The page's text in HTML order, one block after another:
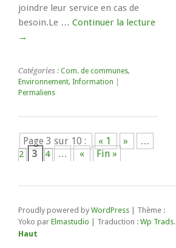
joindre leur service en cas de
besoin.Le … Continuer la lecture
→
Catégories : Com. de communes,
Environnement, Information
Permaliens
Page 3 sur 10 : « 1 » …
2 3 4 … « Fin »
Proudly powered by WordPress
Thème :
Yoko par Elmastudio | Traduction : Wp Trads.
Haut